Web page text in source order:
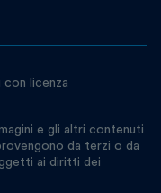
licenza
e gli altri contenuti
da terzi o da
ai diritti dei